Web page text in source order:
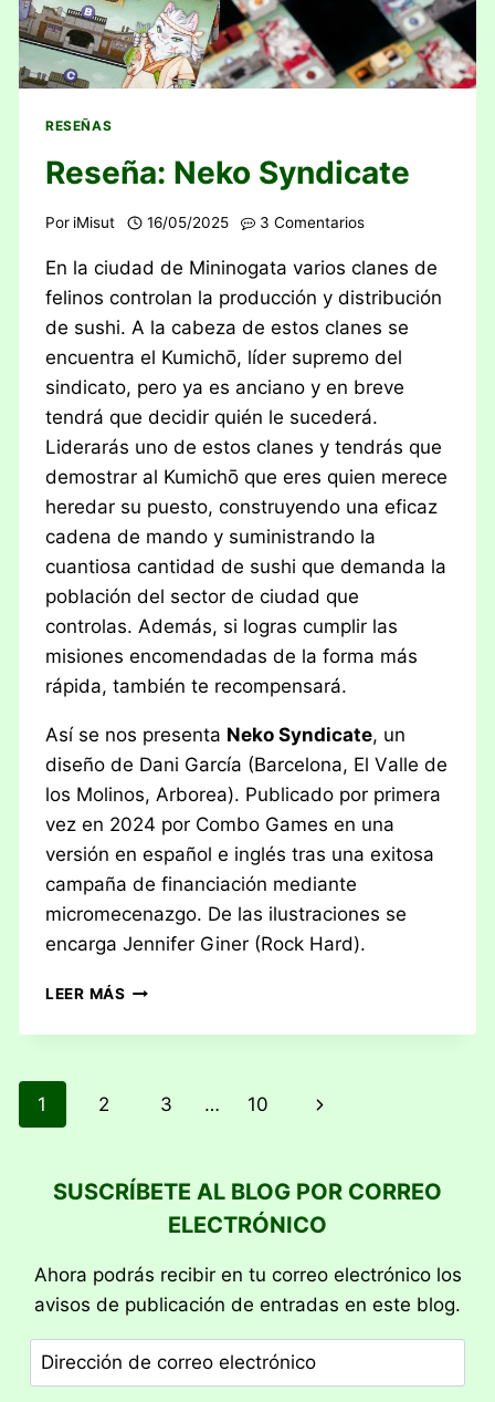
RESEÑAS
Reseña: Neko Syndicate
Por iMisut 16/05/2025 3 Comentarios
En la ciudad de Mininogata varios clanes de
felinos controlan la producción y distribución
de sushi. A la cabeza de estos clanes se
encuentra el Kumichō, líder supremo del
sindicato, pero ya es anciano y en breve
tendrá que decidir quién le sucederá.
Liderarás uno de estos clanes y tendrás que
demostrar al Kumichō que eres quien merece
heredar su puesto, construyendo una eficaz
cadena de mando y suministrando la
cuantiosa cantidad de sushi que demanda la
población del sector de ciudad que
controlas. Además, si logras cumplir las
misiones encomendadas de la forma más
rápida, también te recompensará.
Así se nos presenta Neko Syndicate, un
diseño de Dani García (Barcelona, El Valle de
los Molinos, Arborea). Publicado por primera
vez en 2024 por Combo Games en una
versión en español e inglés tras una exitosa
campaña de financiación mediante
micromecenazgo. De las ilustraciones se
encarga Jennifer Giner (Rock Hard).
LEER MÁS RESEÑA:
SYNDICATE
Navegación
página
1 2 3 … 10
Siguiente
SUSCRÍBETE AL BLOG POR CORREO
ELECTRÓNICO
Ahora podrás recibir en tu correo electrónico los
avisos de publicación de entradas en este blog.
Dirección
de